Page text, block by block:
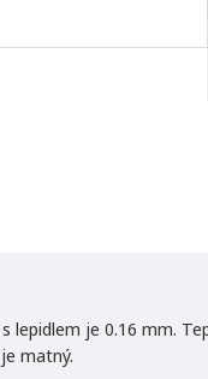
lepidlem je 0.16 mm.
matný.